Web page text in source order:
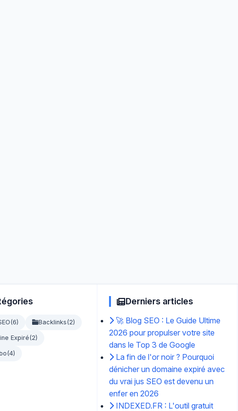
(6) Backlinks(2)
Expiré(2)
(4)
Derniers articles
🚀 Blog SEO : Le Guide Ultime
2026 pour propulser votre site
dans le Top 3 de Google
La fin de l'or noir ? Pourquoi
dénicher un domaine expiré avec
du vrai jus SEO est devenu un
enfer en 2026
INDEXED.FR : L'outil gratuit